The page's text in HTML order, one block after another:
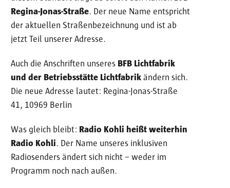
Regina-Jonas-Straße. Der neue Name entspricht
der aktuellen Straßenbezeichnung und ist ab
jetzt Teil unserer Adresse.
Auch die Anschriften unseres BFB Lichtfabrik
und der Betriebsstätte Lichtfabrik ändern sich.
Die neue Adresse lautet: Regina-Jonas-Straße
41, 10969 Berlin
Was gleich bleibt: Radio Kohli heißt weiterhin
Radio Kohli. Der Name unseres inklusiven
Radiosenders ändert sich nicht – weder im
Programm noch nach außen.